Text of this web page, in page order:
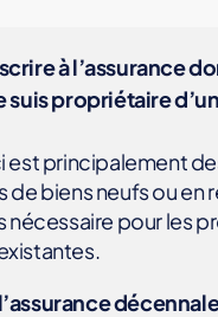
à l’assurance
suis propriétaire
est principalement
de biens neufs ou en
nécessaire pour les